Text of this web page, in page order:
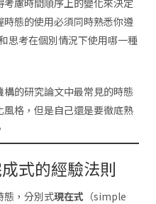
態的使用必須同時熟悉你遵
思考在個別情況下使用哪一種
的研究論文中最常見的時態
格，但是自己還是要徹底熟
式的經驗法則
態，分別式現在式 （simple